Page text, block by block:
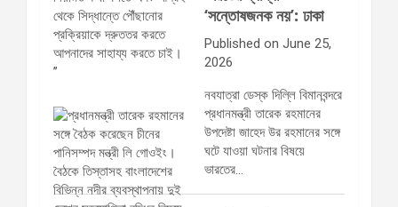
‘সন্তোষজনক নয়’: ঢাকা
Published on June 25,
2026
নবযাত্রা ডেস্ক দিল্লি বিমানবন্দরে
প্রধানমন্ত্রী তারেক রহমানের
উপদেষ্টা জাহেদ উর রহমানের সঙ্গে
ঘটে যাওয়া ঘটনার বিষয়ে
ভারতের…